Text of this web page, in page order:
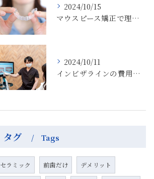
2024/10/15
マウスピース矯正で理想の歯並びに！大人の矯正の期間はどれくらい！？
2024/10/11
インビザラインの費用は？分割払いもOK！月々の負担を軽減する方法
タグ Tags
セラミック 前歯だけ デメリット